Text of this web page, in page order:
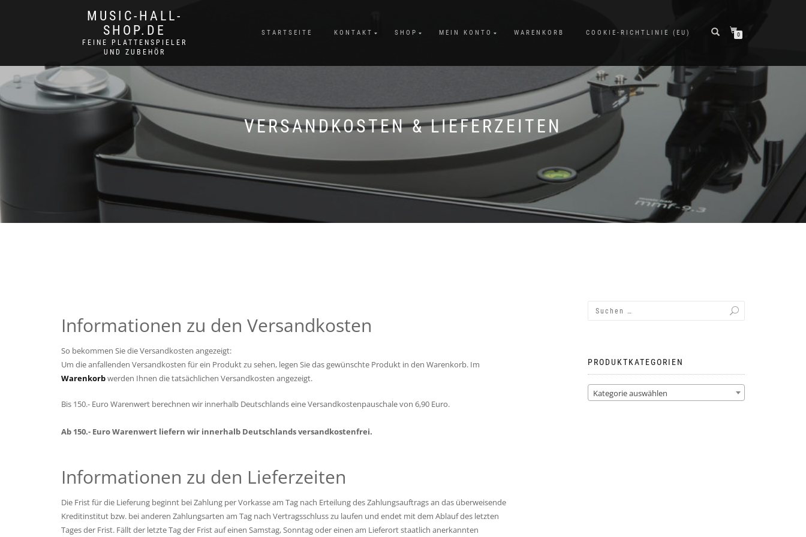
MUSIC-HALL-
SHOP.DE
FEINE PLATTENSPIELER
UND ZUBEHÖR
STARTSEITE KONTAKT SHOP MEIN KONTO WARENKORB COOKIE-RICHTLINIE (EU) 0
VERSANDKOSTEN & LIEFERZEITEN
Informationen zu den Versandkosten
So bekommen Sie die Versandkosten angezeigt:
Um die anfallenden Versandkosten für ein Produkt zu sehen, legen Sie das gewünschte Produkt in den Warenkorb. Im
Warenkorbwerden Ihnen die tatsächlichen Versandkosten angezeigt.
Bis 150.- Euro Warenwert berechnen wir innerhalb Deutschlands eine Versandkostenpauschale von 6,90 Euro.
Ab 150.- Euro Warenwert liefern wir innerhalb Deutschlands versandkostenfrei.
Informationen zu den Lieferzeiten
Die Frist für die Lieferung beginnt bei Zahlung per Vorkasse am Tag nach Erteilung des Zahlungsauftrags an das überweisende
Kreditinstitut bzw. bei anderen Zahlungsarten am Tag nach Vertragsschluss zu laufen und endet mit dem Ablauf des letzten
Tages der Frist. Fällt der letzte Tag der Frist auf einen Samstag, Sonntag oder einen am Lieferort staatlich anerkannten
PRODUKTKATEGORIEN
Kategorie auswählen